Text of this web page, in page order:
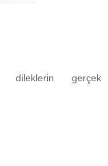
dileklerin gerçek